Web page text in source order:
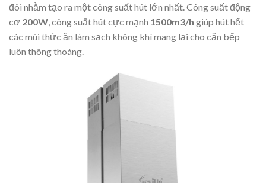
đôi nhằm tạo ra một công suất hút lớn nhất. Công suất động
cơ 200W, công suất hút cực mạnh 1500m3/h giúp hút hết
các mùi thức ăn làm sạch không khí mang lại cho căn bếp
luôn thông thoáng.